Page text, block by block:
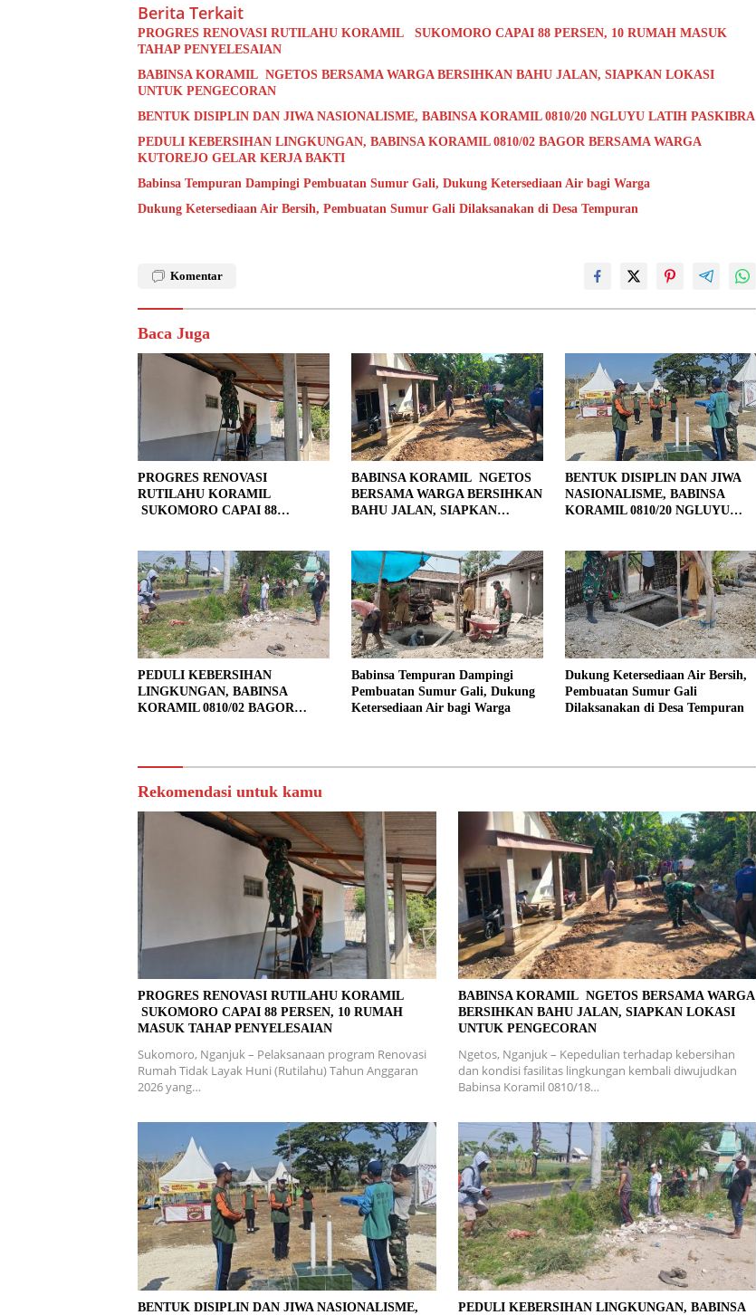
Berita Terkait
PROGRES RENOVASI RUTILAHU KORAMIL SUKOMORO CAPAI 88 PERSEN, 10 RUMAH MASUK
TAHAP PENYELESAIAN
BABINSA KORAMIL NGETOS BERSAMA WARGA BERSIHKAN BAHU JALAN, SIAPKAN LOKASI
UNTUK PENGECORAN
BENTUK DISIPLIN DAN JIWA NASIONALISME, BABINSA KORAMIL 0810/20 NGLUYU LATIH PASKIBRA
PEDULI KEBERSIHAN LINGKUNGAN, BABINSA KORAMIL 0810/02 BAGOR BERSAMA WARGA
KUTOREJO GELAR KERJA BAKTI
Babinsa Tempuran Dampingi Pembuatan Sumur Gali, Dukung Ketersediaan Air bagi Warga
Dukung Ketersediaan Air Bersih, Pembuatan Sumur Gali Dilaksanakan di Desa Tempuran
Komentar
Baca Juga
PROGRES RENOVASI
RUTILAHU KORAMIL
SUKOMORO CAPAI 88
BABINSA KORAMIL NGETOS
BERSAMA WARGA BERSIHKAN
BAHU JALAN, SIAPKAN
BENTUK DISIPLIN DAN JIWA
NASIONALISME, BABINSA
KORAMIL 0810/20 NGLUYU
PEDULI KEBERSIHAN
LINGKUNGAN, BABINSA
KORAMIL 0810/02 BAGOR
Babinsa Tempuran Dampingi
Pembuatan Sumur Gali, Dukung
Ketersediaan Air bagi Warga
Dukung Ketersediaan Air Bersih,
Pembuatan Sumur Gali
Dilaksanakan di Desa Tempuran
Rekomendasi untuk kamu
PROGRES RENOVASI RUTILAHU KORAMIL
SUKOMORO CAPAI 88 PERSEN, 10 RUMAH
MASUK TAHAP PENYELESAIAN
Sukomoro, Nganjuk – Pelaksanaan program Renovasi
Rumah Tidak Layak Huni (Rutilahu) Tahun Anggaran
2026 yang…
BABINSA KORAMIL NGETOS BERSAMA WARGA
BERSIHKAN BAHU JALAN, SIAPKAN LOKASI
UNTUK PENGECORAN
Ngetos, Nganjuk – Kepedulian terhadap kebersihan
dan kondisi fasilitas lingkungan kembali diwujudkan
Babinsa Koramil 0810/18…
BENTUK DISIPLIN DAN JIWA NASIONALISME,
PEDULI KEBERSIHAN LINGKUNGAN, BABINSA